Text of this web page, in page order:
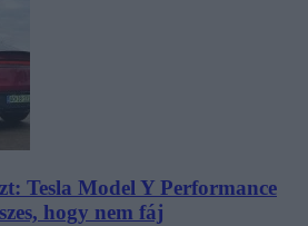
Tesla Model Y Performance
hogy nem fáj